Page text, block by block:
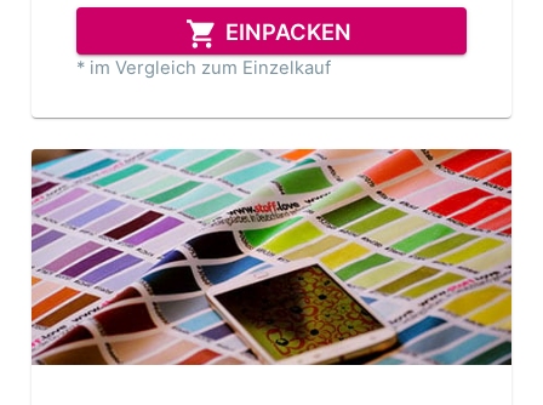
EINPACKEN
* im Vergleich zum Einzelkauf